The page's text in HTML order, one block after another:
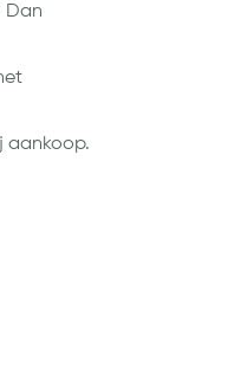
Dan
aankoop.